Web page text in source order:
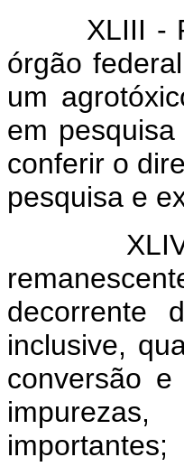
XLIII -
órgão
um
em
conferir o
pesquisa e
decorrente
inclusive,
conversão
importantes;